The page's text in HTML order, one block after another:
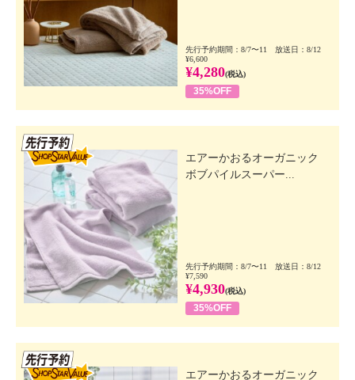
先行予約期間：8/7〜11 放送日：8/12
¥6,600
¥4,280(税込)
35%OFF
エアーかおるオーガニック
ボブパイルスーパー...
先行予約期間：8/7〜11 放送日：8/12
¥7,590
¥4,930(税込)
35%OFF
エアーかおるオーガニック